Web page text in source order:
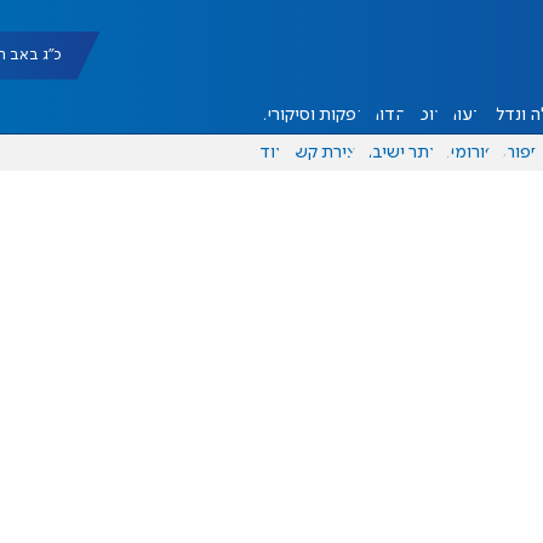
כ"ג באב תשפ"ו
ונדל"ן דעות אוכל יהדות הפקות וסיקורים
ספורט פורומים אתר ישיבה יצירת קשר עוד